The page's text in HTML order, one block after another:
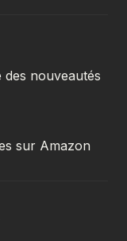
nouveautés
sur Amazon